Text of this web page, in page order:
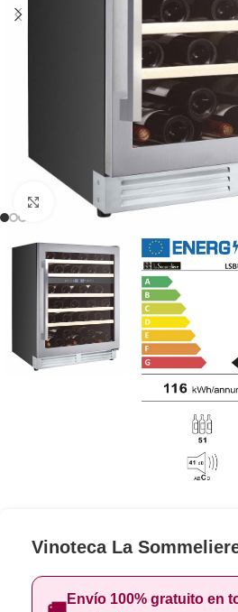
Clic para ampliar
Vinoteca La
Envío 100% gratuito en